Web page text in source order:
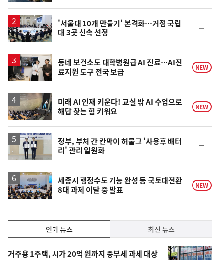
일
'서울대 10개 만들기' 본격화…거점 국립
대 3곳 신속 선정
일
동네 보건소도 대학병원급 AI 진료…AI진
료지원 도구 전국 보급
NEW
미래 AI 인재 키운다! 교실 밖 AI 수업으로
해답 찾는 힘 키워요
NEW
정부, 부처 간 칸막이 허물고 '사용후 배터
리' 관리 일원화
일
세종시 행정수도 기능 완성 등 국토대전환
8대 과제 이달 중 발표
NEW
기,
최
인기 뉴스 최신 뉴스
인
기
거주용 1주택, 시가 20억 원까지 종부세 과세 대상